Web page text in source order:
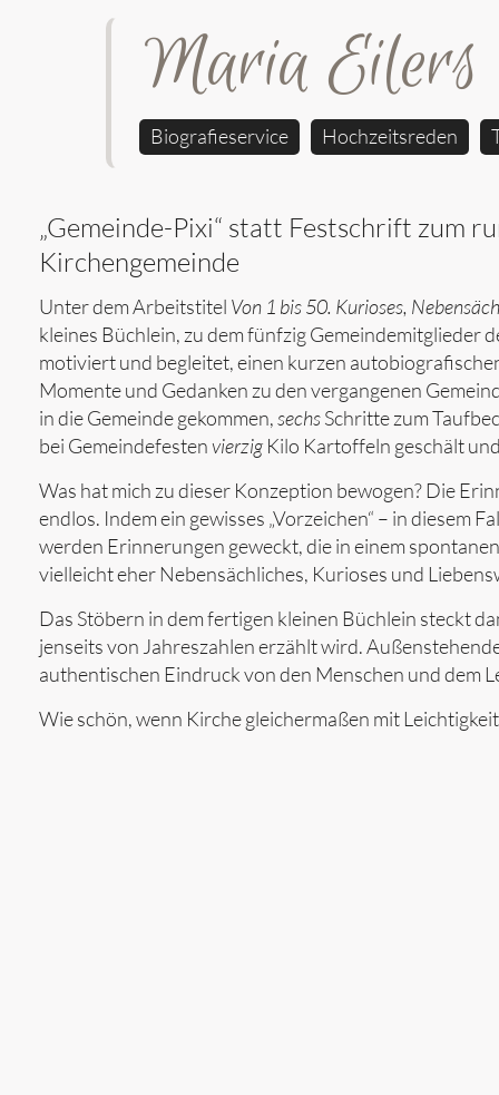
Biografieservice Hochzeitsreden
„Gemeinde-Pixi“ statt Festschrift zum
Kirchengemeinde
Unter dem Arbeitstitel Von 1 bis 50. Kurioses,
kleines Büchlein, zu dem fünfzig Gemeindemitglieder
motiviert und begleitet, einen kurzen
Momente und Gedanken zu den vergangenen
in die Gemeinde gekommen,sechsSchritte zum
bei GemeindefestenvierzigKilo Kartoffeln geschält
Was hat mich zu dieser Konzeption bewogen? Die
endlos. Indem ein gewisses „Vorzeichen“ – in diesem
werden Erinnerungen geweckt, die in einem
vielleicht eher Nebensächliches, Kurioses und
Das Stöbern in dem fertigen kleinen Büchlein steckt
jenseits von Jahreszahlen erzählt wird.
authentischen Eindruck von den Menschen und dem
Wie schön, wenn Kirche gleichermaßen mit
Maria Eilers